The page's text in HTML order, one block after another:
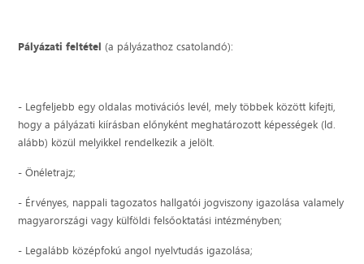
Pályázati feltétel (a pályázathoz csatolandó):
- Legfeljebb egy oldalas motivációs levél, mely többek között kifejti,
hogy a pályázati kiírásban előnyként meghatározott képességek (ld.
alább) közül melyikkel rendelkezik a jelölt.
- Önéletrajz;
- Érvényes, nappali tagozatos hallgatói jogviszony igazolása valamely
magyarországi vagy külföldi felsőoktatási intézményben;
- Legalább középfokú angol nyelvtudás igazolása;